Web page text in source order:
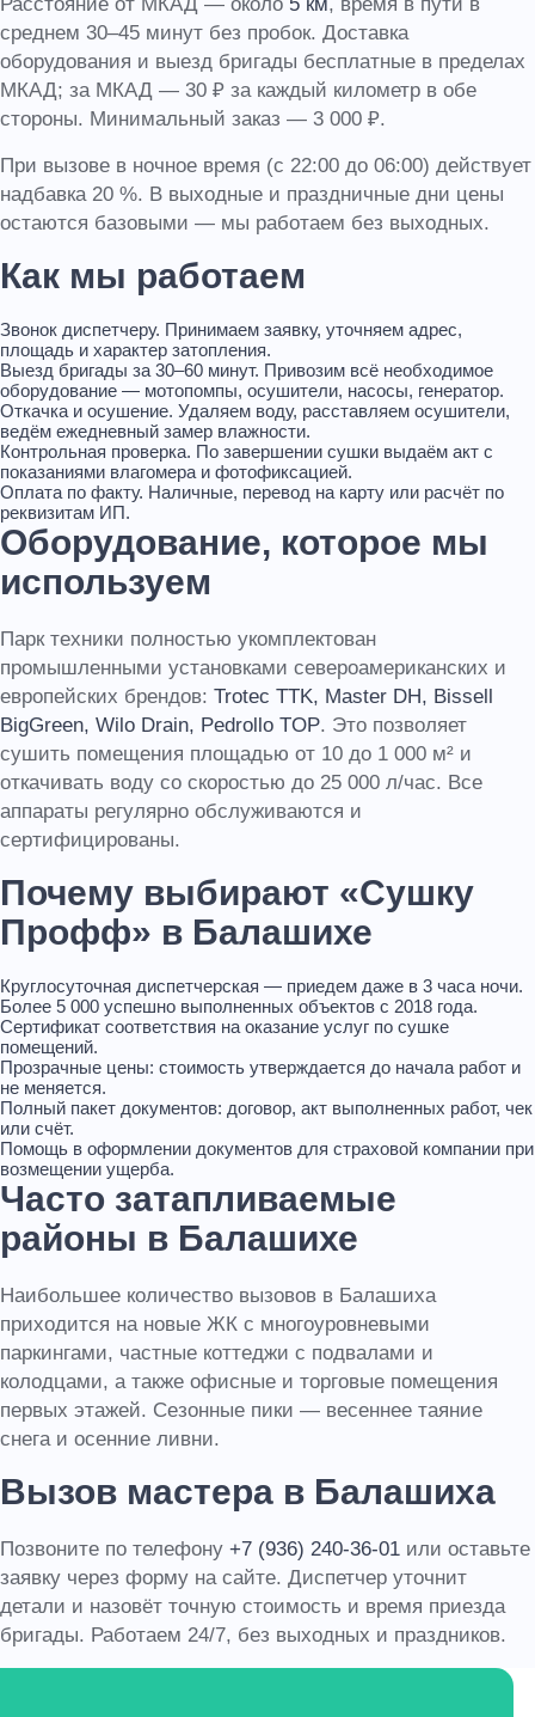
среднем 30–45 минут без пробок. Доставка
оборудования и выезд бригады бесплатные в пределах
МКАД; за МКАД — 30 ₽ за каждый километр в обе
стороны. Минимальный заказ — 3 000 ₽.
При вызове в ночное время (с 22:00 до 06:00) действует
надбавка 20 %. В выходные и праздничные дни цены
остаются базовыми — мы работаем без выходных.
Как мы работаем
Звонок диспетчеру. Принимаем заявку, уточняем адрес,
площадь и характер затопления.
Выезд бригады за 30–60 минут. Привозим всё необходимое
оборудование — мотопомпы, осушители, насосы, генератор.
Откачка и осушение. Удаляем воду, расставляем осушители,
ведём ежедневный замер влажности.
Контрольная проверка. По завершении сушки выдаём акт с
показаниями влагомера и фотофиксацией.
Оплата по факту. Наличные, перевод на карту или расчёт по
реквизитам ИП.
Оборудование, которое мы
используем
Парк техники полностью укомплектован
промышленными установками североамериканских и
европейских брендов: Trotec TTK, Master DH, Bissell
BigGreen, Wilo Drain, Pedrollo TOP. Это позволяет
сушить помещения площадью от 10 до 1 000 м² и
откачивать воду со скоростью до 25 000 л/час. Все
аппараты регулярно обслуживаются и
сертифицированы.
Почему выбирают «Сушку
Профф» в Балашихе
Круглосуточная диспетчерская — приедем даже в 3 часа ночи.
Более 5 000 успешно выполненных объектов с 2018 года.
Сертификат соответствия на оказание услуг по сушке
помещений.
Прозрачные цены: стоимость утверждается до начала работ и
не меняется.
Полный пакет документов: договор, акт выполненных работ, чек
или счёт.
Помощь в оформлении документов для страховой компании при
возмещении ущерба.
Часто затапливаемые
районы в Балашихе
Наибольшее количество вызовов в Балашиха
приходится на новые ЖК с многоуровневыми
паркингами, частные коттеджи с подвалами и
колодцами, а также офисные и торговые помещения
первых этажей. Сезонные пики — весеннее таяние
снега и осенние ливни.
Вызов мастера в Балашиха
Позвоните по телефону +7 (936) 240-36-01 или оставьте
заявку через форму на сайте. Диспетчер уточнит
детали и назовёт точную стоимость и время приезда
бригады. Работаем 24/7, без выходных и праздников.